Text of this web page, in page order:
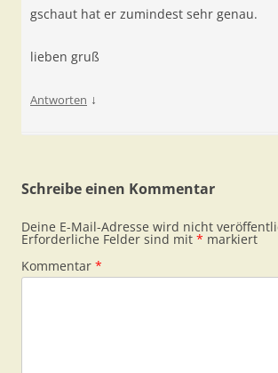
gschaut hat er zumindest sehr genau.
lieben gruß
Antworten ↓
Schreibe einen Kommentar
Deine E-Mail-Adresse wird nicht
Erforderliche Felder sind mit * markiert
Kommentar *